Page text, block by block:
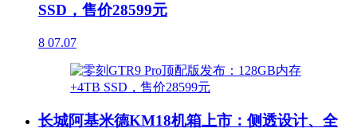
SSD，售价28599元
8 07.07
长城阿基米德KM18机箱上市：侧透设计、全